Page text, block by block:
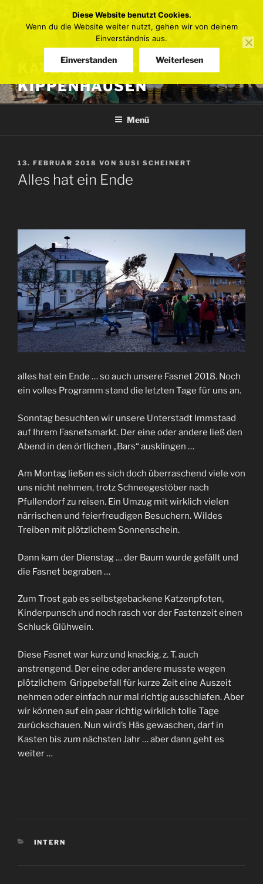
KATZENZUNFT
KIPPENHAUSEN
Menü
VERÖFFENTLICHT
AM
13. FEBRUAR 2018 VON SUSI SCHEINERT
Alles hat ein Ende
alles hat ein Ende … so auch unsere Fasnet 2018. Noch
ein volles Programm stand die letzten Tage für uns an.
Sonntag besuchten wir unsere Unterstadt Immstaad
auf Ihrem Fasnetsmarkt. Der eine oder andere ließ den
Abend in den örtlichen „Bars“ ausklingen …
Am Montag ließen es sich doch überraschend viele von
uns nicht nehmen, trotz Schneegestöber nach
Pfullendorf zu reisen. Ein Umzug mit wirklich vielen
närrischen und feierfreudigen Besuchern. Wildes
Treiben mit plötzlichem Sonnenschein.
Dann kam der Dienstag … der Baum wurde gefällt und
die Fasnet begraben …
Zum Trost gab es selbstgebackene Katzenpfoten,
Kinderpunsch und noch rasch vor der Fastenzeit einen
Schluck Glühwein.
Diese Fasnet war kurz und knackig, z. T. auch
anstrengend. Der eine oder andere musste wegen
plötzlichem Grippebefall für kurze Zeit eine Auszeit
nehmen oder einfach nur mal richtig ausschlafen. Aber
wir können auf ein paar richtig wirklich tolle Tage
zurückschauen. Nun wird’s Häs gewaschen, darf in
Kasten bis zum nächsten Jahr … aber dann geht es
weiter …
KATEGORIEN
INTERN
Diese Website benutzt Cookies.
Wenn du die Website weiter nutzt, gehen wir von deinem
Einverständnis aus.
Einverstanden Weiterlesen